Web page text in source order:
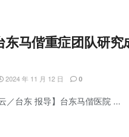
东马偕重症团队研究
2024 年 11 月 12 日 0
／台东 报导】台东马偕医院 ...